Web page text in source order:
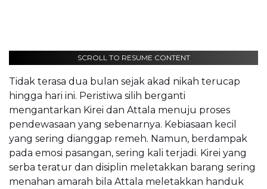
SCROLL TO RESUME CONTENT
Tidak terasa dua bulan sejak akad nikah terucap
hingga hari ini. Peristiwa silih berganti
mengantarkan Kirei dan Attala menuju proses
pendewasaan yang sebenarnya. Kebiasaan kecil
yang sering dianggap remeh. Namun, berdampak
pada emosi pasangan, sering kali terjadi. Kirei yang
serba teratur dan disiplin meletakkan barang sering
menahan amarah bila Attala meletakkan handuk